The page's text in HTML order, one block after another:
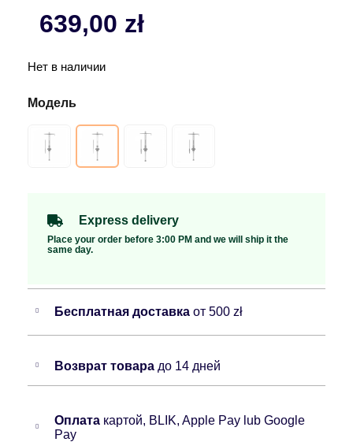
639,00 zł
Нет в наличии
Express delivery
Place your order before 3:00 PM and we will ship it the
same day.
Бесплатная доставка от 500 zł
Возврат товара до 14 дней
Оплата картой, BLIK, Apple Pay lub Google
Pay